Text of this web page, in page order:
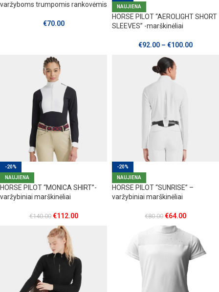
varžyboms trumpomis rankovėmis
€70.00
NAUJIENA
HORSE PILOT “AEROLIGHT SHORT
SLEEVES” -marškinėliai
€92.00 – €100.00
-20%
NAUJIENA
HORSE PILOT “MONICA SHIRT”-
varžybiniai marškinėliai
€140.00 €112.00
-20%
NAUJIENA
HORSE PILOT “SUNRISE” –
varžybiniai marškinėliai
€80.00 €64.00